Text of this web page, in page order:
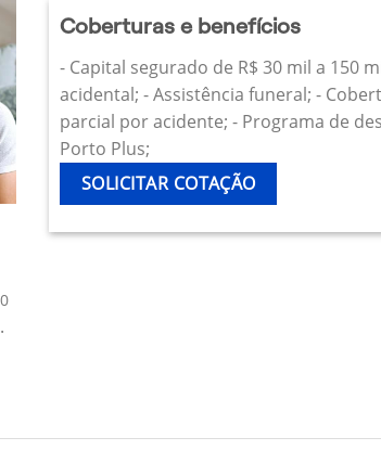
Coberturas e benefícios
- Capital segurado de R$ 30 mil a 150
acidental; - Assistência funeral; -
parcial por acidente; - Programa de
Porto Plus;
SOLICITAR COTAÇÃO